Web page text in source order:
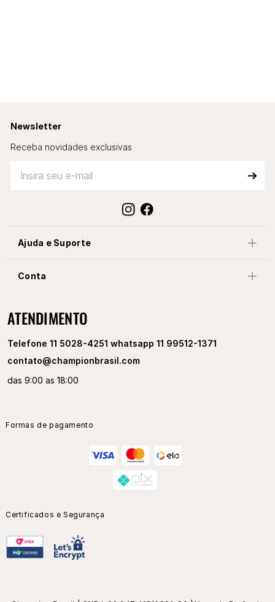
Newsletter
Receba novidades exclusivas
Ajuda e Suporte
Conta
ATENDIMENTO
Telefone 11 5028-4251 whatsapp 11 99512-1371
contato@championbrasil.com
das 9:00 as 18:00
Formas de pagamento
Certificados e Segurança